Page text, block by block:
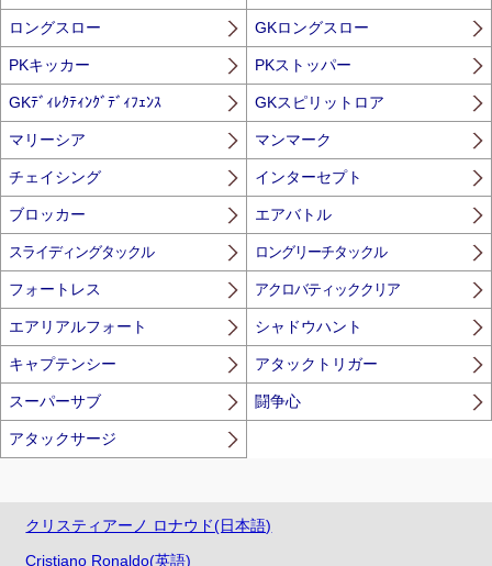
ロングスロー GKロングスロー
PKキッカー PKストッパー
GKﾃﾞｨﾚｸﾃｨﾝｸﾞﾃﾞｨﾌｪﾝｽ GKスピリットロア
マリーシア マンマーク
チェイシング インターセプト
ブロッカー エアバトル
スライディングタックル ロングリーチタックル
フォートレス アクロバティッククリア
エアリアルフォート シャドウハント
キャプテンシー アタックトリガー
スーパーサブ 闘争心
アタックサージ
クリスティアーノ ロナウド(日本語)
Cristiano Ronaldo(英語)